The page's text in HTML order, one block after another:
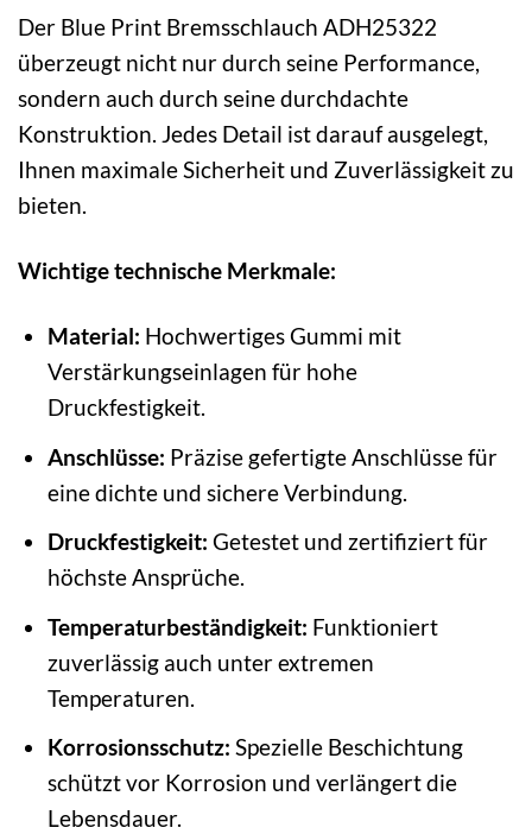
Der Blue Print Bremsschlauch ADH25322
überzeugt nicht nur durch seine Performance,
sondern auch durch seine durchdachte
Konstruktion. Jedes Detail ist darauf ausgelegt,
Ihnen maximale Sicherheit und Zuverlässigkeit zu
bieten.
Wichtige technische Merkmale:
Material: Hochwertiges Gummi mit
Verstärkungseinlagen für hohe
Druckfestigkeit.
Anschlüsse: Präzise gefertigte Anschlüsse für
eine dichte und sichere Verbindung.
Druckfestigkeit: Getestet und zertifiziert für
höchste Ansprüche.
Temperaturbeständigkeit: Funktioniert
zuverlässig auch unter extremen
Temperaturen.
Korrosionsschutz: Spezielle Beschichtung
schützt vor Korrosion und verlängert die
Lebensdauer.